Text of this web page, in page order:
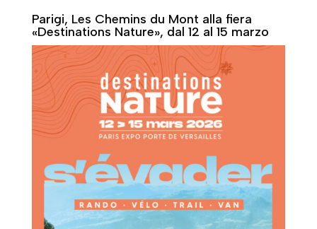
Parigi, Les Chemins du Mont alla fiera
«Destinations Nature», dal 12 al 15 marzo